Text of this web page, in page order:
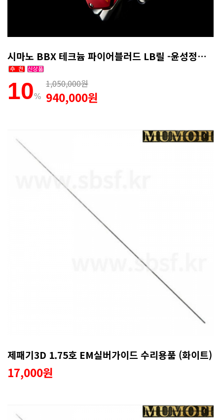
시마노 BBX 테크늄 파이어블러드 LB릴 -윤성정품(무상1회AS)
10%
1,050,000원
940,000원
제패기3D 1.75호 EM실버가이드 수리용품 (화이트)
17,000원